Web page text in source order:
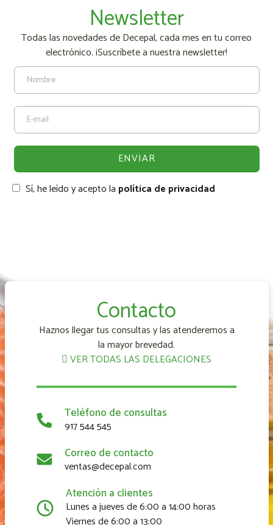
Newsletter
Todas las novedades de Decepal, cada mes en tu correo
electrónico. ¡Suscríbete a nuestra newsletter!
Sí, he leído y acepto la política de privacidad
Contacto
Haznos llegar tus consultas y las atenderemos a
la mayor brevedad.
VER TODAS LAS DELEGACIONES
Teléfono de consultas
917 544 545
Correo de contacto
ventas@decepal.com
Atención a clientes
Lunes a jueves de 6:00 a 14:00 horas
Viernes de 6:00 a 13:00